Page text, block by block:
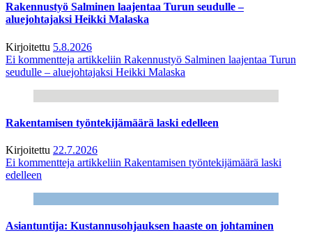
Rakennustyö Salminen laajentaa Turun seudulle –
aluejohtajaksi Heikki Malaska
Kirjoitettu 5.8.2026
Ei kommentteja artikkeliin Rakennustyö Salminen laajentaa Turun
seudulle – aluejohtajaksi Heikki Malaska
Rakentamisen työntekijämäärä laski edelleen
Kirjoitettu 22.7.2026
Ei kommentteja artikkeliin Rakentamisen työntekijämäärä laski
edelleen
Asiantuntija: Kustannusohjauksen haaste on johtaminen